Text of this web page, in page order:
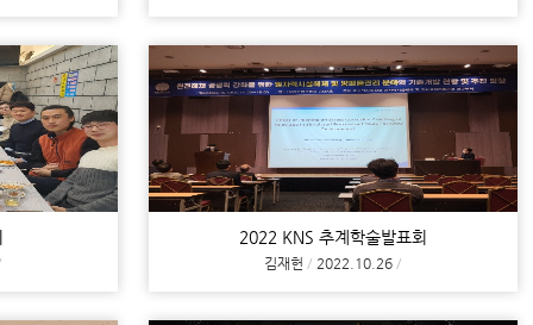
2022 KNS 추계학술발표회
김재헌 2022.10.26